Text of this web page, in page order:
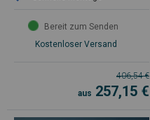
Bereit zum Senden
Kostenloser Versand
406,54€
aus 257,15 €